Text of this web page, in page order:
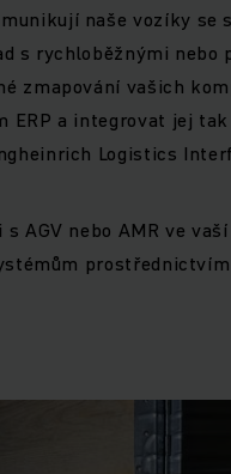
naše vozíky
s rychloběžnými
zmapování vašich
a integrovat jej
Logistics
AGV nebo AMR ve